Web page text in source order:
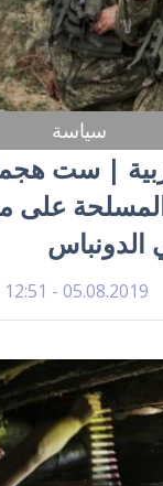
سياسة
| ست
على
الدونباس
05.08.2019 - 12:51